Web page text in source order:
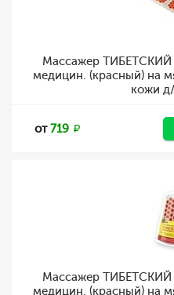
Массажер ТИБЕТСКИЙ
медицин. (красный) на
кожи
от719
Массажер ТИБЕТСКИЙ
медицин. (красный) на